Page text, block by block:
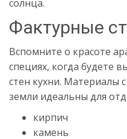
солнца.
Фактурные
Вспомните о красоте
специях, когда будете
стен кухни. Материалы
земли идеальны для
кирпич
камень